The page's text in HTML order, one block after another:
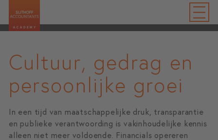
Cultuur, gedrag en
persoonlijke groei
In een tijd van maatschappelijke druk, transparantie
en publieke verantwoording is vakinhoudelijke kennis
alleen niet meer voldoende. Financials opereren